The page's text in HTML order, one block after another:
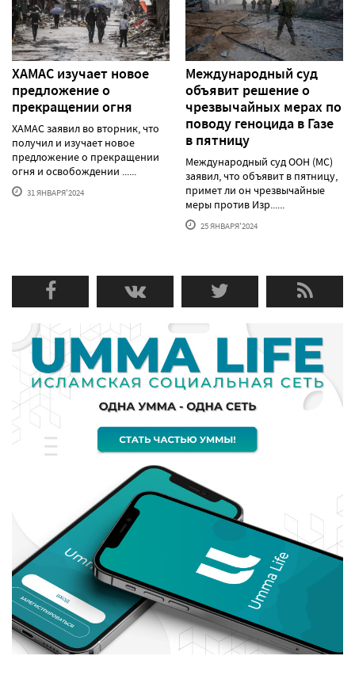
ХАМАС изучает новое
предложение о
прекращении огня
ХАМАС заявил во вторник, что
получил и изучает новое
предложение о прекращении
огня и освобождении ......
31 ЯНВАРЯ'2024
Международный суд
объявит решение о
чрезвычайных мерах по
поводу геноцида в Газе
в пятницу
Международный суд ООН (МС)
заявил, что объявит в пятницу,
примет ли он чрезвычайные
меры против Изр......
25 ЯНВАРЯ'2024